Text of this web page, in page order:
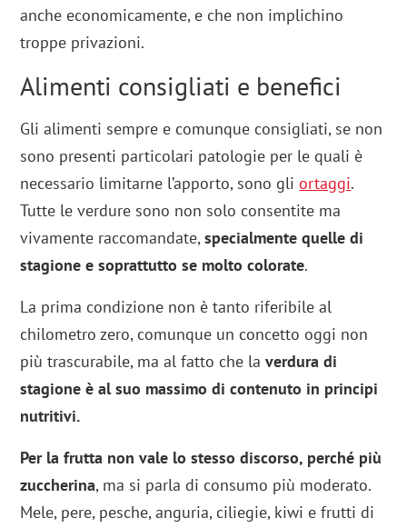
anche economicamente, e che non implichino
troppe privazioni.
Alimenti consigliati e benefici
Gli alimenti sempre e comunque consigliati, se non
sono presenti particolari patologie per le quali è
necessario limitarne l’apporto, sono gliortaggi.
Tutte le verdure sono non solo consentite ma
vivamente raccomandate,specialmente quelle di
stagione e soprattutto se molto colorate.
La prima condizione non è tanto riferibile al
chilometro zero, comunque un concetto oggi non
più trascurabile, ma al fatto che laverdura di
stagione è al suo massimo di contenuto in principi
nutritivi.
Per la frutta non vale lo stesso discorso, perché più
zuccherina, ma si parla di consumo più moderato.
Mele, pere, pesche, anguria, ciliegie, kiwi e frutti di